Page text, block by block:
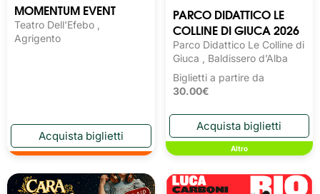
MOMENTUM EVENT
Teatro Dell'Efebo ,
Agrigento
PARCO DIDATTICO LE
COLLINE DI GIUCA 2026
Parco Didattico Le Colline di
Giuca , Baldissero d’Alba
Biglietti a partire da
30.00€
Altro